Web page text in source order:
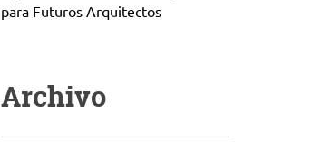
para Futuros Arquitectos
Archivo